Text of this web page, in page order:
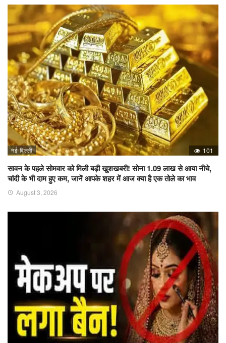
नई दिल्ली 101
सावन के पहले सोमवार को मिली बड़ी खुशखबरी! सोना 1.09 लाख से आया नीचे,
चांदी के भी दाम हुए कम, जानें आपके शहर में आज क्या है एक तोले का भाव
August 3, 2026